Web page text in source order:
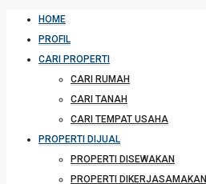
HOME
PROFIL
CARI PROPERTI
CARI RUMAH
CARI TANAH
CARI TEMPAT USAHA
PROPERTI DIJUAL
PROPERTI DISEWAKAN
PROPERTI DIKERJASAMAKAN